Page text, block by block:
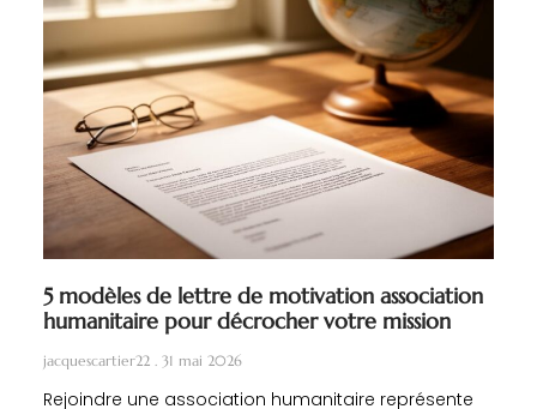
5 modèles de lettre de motivation association
humanitaire pour décrocher votre mission
jacquescartier22 31 mai 2026
Rejoindre une association humanitaire représente